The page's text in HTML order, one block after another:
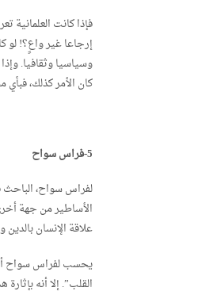
فإذا كانت
إرجاعا غير واعٍ؟! لو
وسياسيا وثقافيا.
كان الأمر كذلك،
5-فراس سواح
لفراس سواح، الباحث
الأساطير من جهة
علاقة الإنسان
يحسب لفراس سواح أنه
القلب”. إلا أنه